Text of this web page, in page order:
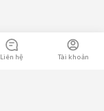
Liên hệ Tài khoản